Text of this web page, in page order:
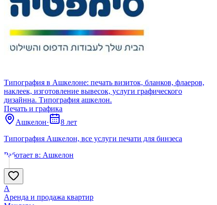
Типография в Ашкелоне: печать визиток, бланков, флаеров,
наклеек, изготовление вывесок, услуги графического
дизайнна. Типография ашкелон.
Печать и графика
Ашкелон·
8 лет
Типография Ашкелон, все услуги печати для бинзеса
Работает в: Ашкелон
А
Аренда и продажа квартир